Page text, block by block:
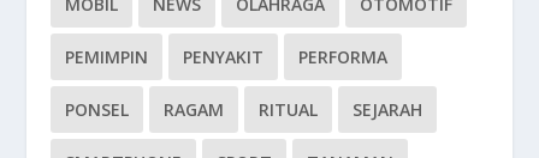
PEMIMPIN PENYAKIT PERFORMA
PONSEL RAGAM RITUAL SEJARAH